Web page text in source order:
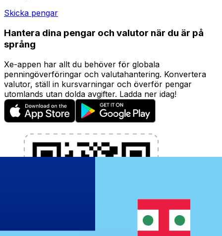
Skicka pengar
Hantera dina pengar och valutor när du är på
språng
Xe-appen har allt du behöver för globala
penningöverföringar och valutahantering. Konvertera
valutor, ställ in kursvarningar och överför pengar
utomlands utan dolda avgifter. Ladda ner idag!